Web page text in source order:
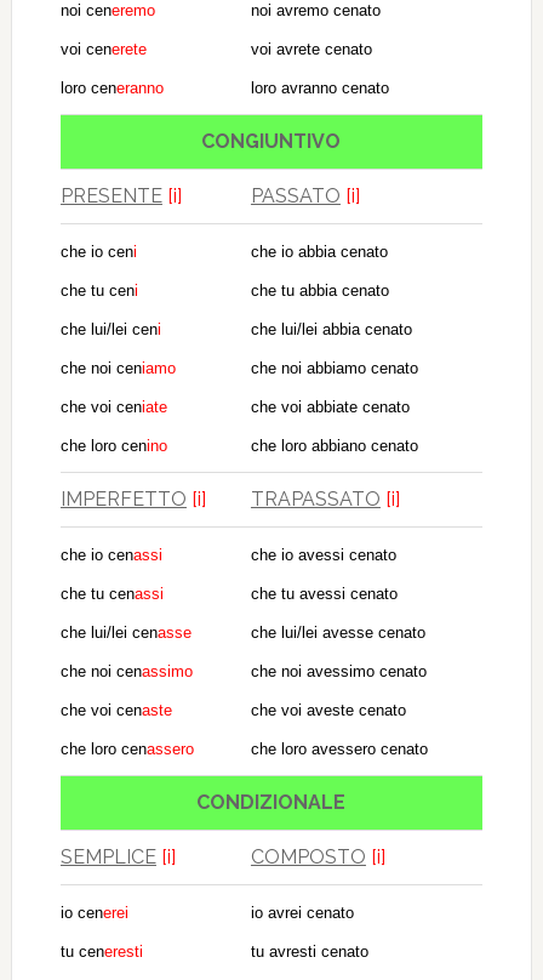
noi ceneremo
voi cenerete
loro ceneranno
noi avremo cenato
voi avrete cenato
loro avranno cenato
CONGIUNTIVO
PRESENTE [i] PASSATO [i]
che io ceni
che tu ceni
che lui/lei ceni
che noi ceniamo
che voi ceniate
che loro cenino
che io abbia cenato
che tu abbia cenato
che lui/lei abbia cenato
che noi abbiamo cenato
che voi abbiate cenato
che loro abbiano cenato
IMPERFETTO [i] TRAPASSATO [i]
che io cenassi
che tu cenassi
che lui/lei cenasse
che noi cenassimo
che voi cenaste
che loro cenassero
che io avessi cenato
che tu avessi cenato
che lui/lei avesse cenato
che noi avessimo cenato
che voi aveste cenato
che loro avessero cenato
CONDIZIONALE
SEMPLICE [i] COMPOSTO [i]
io cenerei
tu ceneresti
io avrei cenato
tu avresti cenato